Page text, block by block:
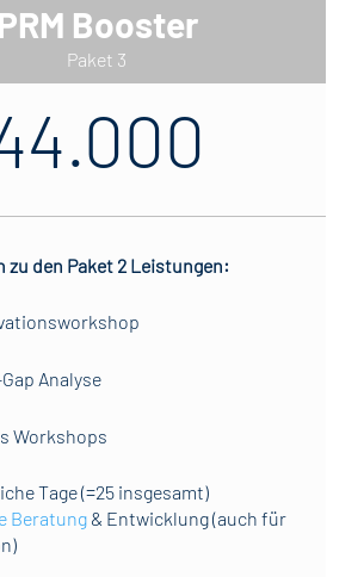
PRM Booster
Paket 3
zu den Paket 2 Leistungen:
Analyse
Workshops
Tage (=25 insgesamt)
Beratung & Entwicklung (auch für